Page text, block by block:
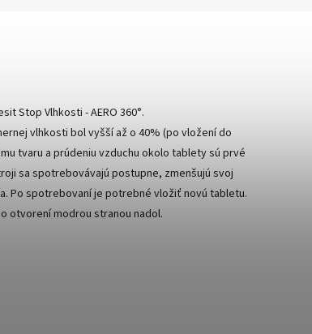
Stop Vlhkosti - AERO 360°.
vlhkosti bol vyšší až o 40% (po vložení do
tvaru a prúdeniu vzduchu okolo tablety sú prvé
sa spotrebovávajú postupne, zmenšujú svoj
Po spotrebovaní je potrebné vložiť novú tabletu.
otvorení modrou stranou nadol.